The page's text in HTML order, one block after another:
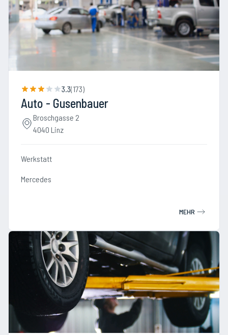
3.3(173)
Auto - Gusenbauer
Broschgasse 2
4040 Linz
Werkstatt
Mercedes
MEHR